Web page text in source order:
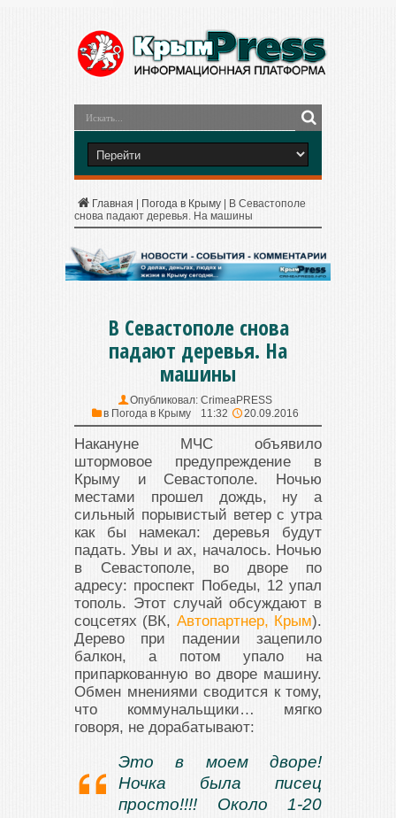
Главная Погода в Крыму
В Севастополе
снова падают деревья. На машины
В Севастополе снова
падают деревья. На
машины
Опубликовал: CrimeaPRESS
в Погода в Крыму 11:32 20.09.2016
Накануне МЧС объявило
штормовое предупреждение в
Крыму и Севастополе. Ночью
местами прошел дождь, ну а
сильный порывистый ветер с утра
как бы намекал: деревья будут
падать. Увы и ах, началось. Ночью
в Севастополе, во дворе по
адресу: проспект Победы, 12 упал
тополь. Этот случай обсуждают в
соцсетях (ВК, Автопартнер, Крым).
Дерево при падении зацепило
балкон, а потом упало на
припаркованную во дворе машину.
Обмен мнениями сводится к тому,
что коммунальщики… мягко
говоря, не дорабатывают:
Это в моем дворе!
Ночка была писец
просто!!!! Около 1-20